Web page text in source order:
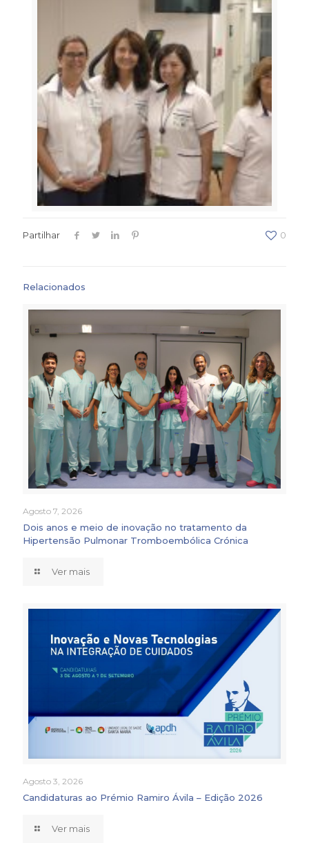
Partilhar 0
Relacionados
Agosto 7, 2026
Dois anos e meio de inovação no tratamento da
Hipertensão Pulmonar Tromboembólica Crónica
Ver mais
Agosto 3, 2026
Candidaturas ao Prémio Ramiro Ávila – Edição 2026
Ver mais